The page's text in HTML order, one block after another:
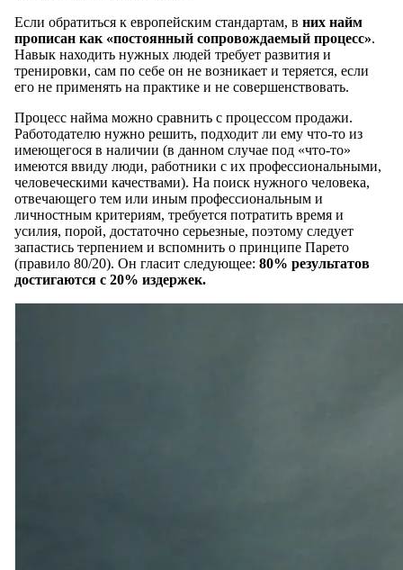
Если обратиться к европейским стандартам, в них найм
прописан как «постоянный сопровождаемый процесс».
Навык находить нужных людей требует развития и
тренировки, сам по себе он не возникает и теряется, если
его не применять на практике и не совершенствовать.
Процесс найма можно сравнить с процессом продажи.
Работодателю нужно решить, подходит ли ему что-то из
имеющегося в наличии (в данном случае под «что-то»
имеются ввиду люди, работники с их профессиональными,
человеческими качествами). На поиск нужного человека,
отвечающего тем или иным профессиональным и
личностным критериям, требуется потратить время и
усилия, порой, достаточно серьезные, поэтому следует
запастись терпением и вспомнить о принципе Парето
(правило 80/20). Он гласит следующее: 80% результатов
достигаются с 20% издержек.